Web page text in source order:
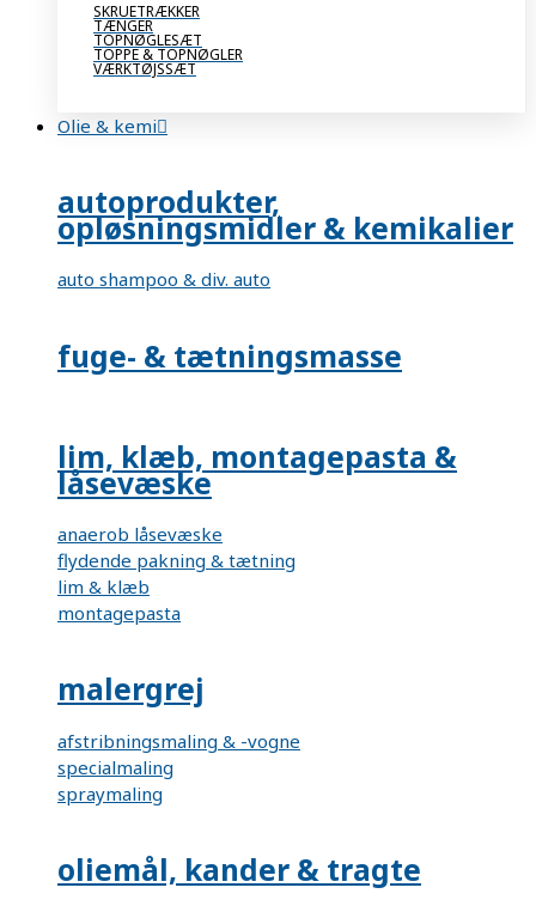
SKRUETRÆKKER
TÆNGER
TOPNØGLESÆT
TOPPE & TOPNØGLER
VÆRKTØJSSÆT
Olie & kemi
autoprodukter,
opløsningsmidler & kemikalier
auto shampoo & div. auto
fuge- & tætningsmasse
lim, klæb, montagepasta &
låsevæske
anaerob låsevæske
flydende pakning & tætning
lim & klæb
montagepasta
malergrej
afstribningsmaling & -vogne
specialmaling
spraymaling
oliemål, kander & tragte